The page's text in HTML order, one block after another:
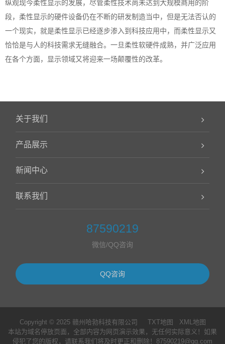
纵观现今柔性显示的发展，尽管柔性技术尚未达到大规模商用的阶
段，柔性显示的硬件设备仍在不断的研发制造当中，但是无法否认的
一个现实，就是柔性显示已经逐步渗入到科技应用中，而柔性显示又
恰恰是与人的科技需求无缝融合。一旦柔性软硬件成熟，并广泛应用
在各个方面，显示领域又将迎来一场颠覆性的改革。
关于我们
产品展示
新闻中心
联系我们
87590219
微信/QQ咨询
QQ咨询
Copyright © 2025 赣州哈勃科技有限公司 TXT地图
XML地图
本站为域名停放页面，全部内容为网页演示效果，无任何实际意义！如果
侵犯了您的版权，请联系我们将及时更正和删除！87590219@qq.com